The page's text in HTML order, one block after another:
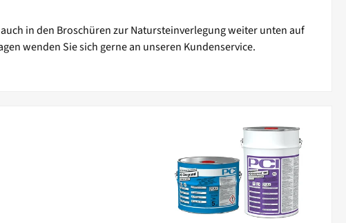
in den Broschüren zur Natursteinverlegung weiter unten auf
wenden Sie sich gerne an unseren Kundenservice.